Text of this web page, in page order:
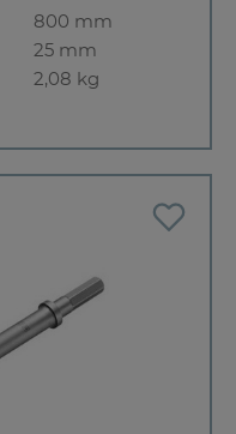
800 mm
25 mm
2,08 kg